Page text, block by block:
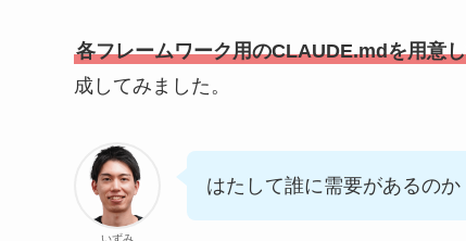
各フレームワーク用のCLAUDE.mdを用意
成してみました。
いずみ
はたして誰に需要があるのか